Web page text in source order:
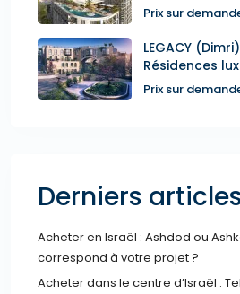
Prix sur
LEGACY
Résidences
Prix sur
Derniers
Acheter en Israël : Ashdod ou
correspond à votre projet ?
Acheter dans le centre d’Israël :